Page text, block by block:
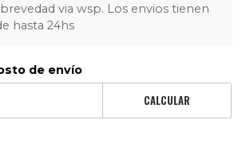
via wsp. Los envios tienen
hasta 24hs
de envío
CALCULAR